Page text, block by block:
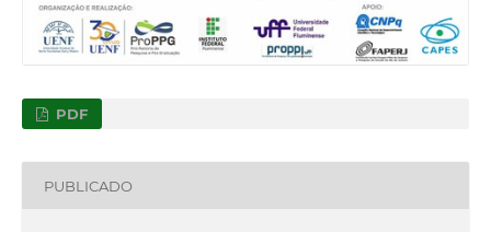
PDF
PUBLICADO